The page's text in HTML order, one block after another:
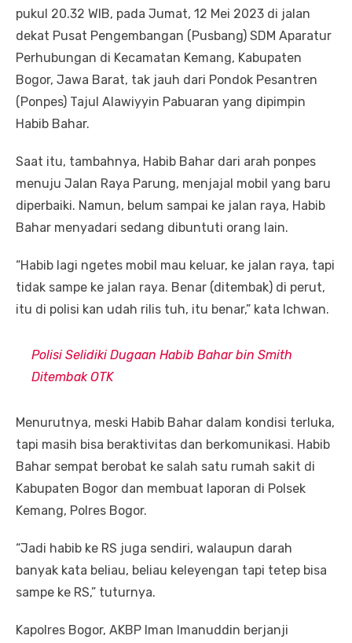
pukul 20.32 WIB, pada Jumat, 12 Mei 2023 di jalan
dekat Pusat Pengembangan (Pusbang) SDM Aparatur
Perhubungan di Kecamatan Kemang, Kabupaten
Bogor, Jawa Barat, tak jauh dari Pondok Pesantren
(Ponpes) Tajul Alawiyyin Pabuaran yang dipimpin
Habib Bahar.
Saat itu, tambahnya, Habib Bahar dari arah ponpes
menuju Jalan Raya Parung, menjajal mobil yang baru
diperbaiki. Namun, belum sampai ke jalan raya, Habib
Bahar menyadari sedang dibuntuti orang lain.
“Habib lagi ngetes mobil mau keluar, ke jalan raya, tapi
tidak sampe ke jalan raya. Benar (ditembak) di perut,
itu di polisi kan udah rilis tuh, itu benar,” kata Ichwan.
Polisi Selidiki Dugaan Habib Bahar bin Smith
Ditembak OTK
Menurutnya, meski Habib Bahar dalam kondisi terluka,
tapi masih bisa beraktivitas dan berkomunikasi. Habib
Bahar sempat berobat ke salah satu rumah sakit di
Kabupaten Bogor dan membuat laporan di Polsek
Kemang, Polres Bogor.
“Jadi habib ke RS juga sendiri, walaupun darah
banyak kata beliau, beliau keleyengan tapi tetep bisa
sampe ke RS,” tuturnya.
Kapolres Bogor, AKBP Iman Imanuddin berjanji